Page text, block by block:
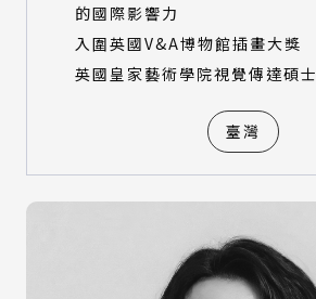
的國際影響力
入圍英國V&A博物館插畫大獎
英國皇家藝術學院視覺傳達碩士
臺灣